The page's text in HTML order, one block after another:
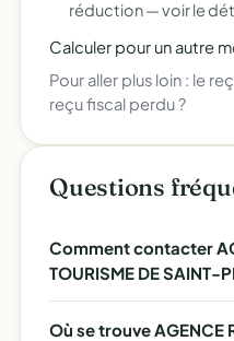
réduction —voir le
Calculer pour un autre
Pour aller plus loin : le
reçu fiscal perdu ?
Questions
Comment contacter
TOURISME DE SAINT-
Où se trouve AGENCE